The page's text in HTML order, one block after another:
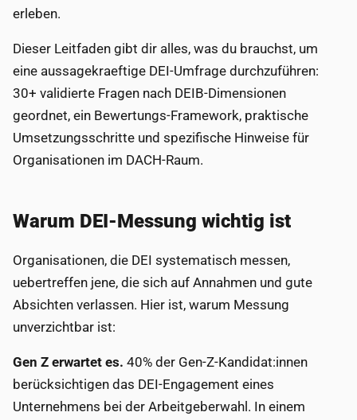
erleben.
Dieser Leitfaden gibt dir alles, was du brauchst, um
eine aussagekraeftige DEI-Umfrage durchzuführen:
30+ validierte Fragen nach DEIB-Dimensionen
geordnet, ein Bewertungs-Framework, praktische
Umsetzungsschritte und spezifische Hinweise für
Organisationen im DACH-Raum.
Warum DEI-Messung wichtig ist
Organisationen, die DEI systematisch messen,
uebertreffen jene, die sich auf Annahmen und gute
Absichten verlassen. Hier ist, warum Messung
unverzichtbar ist:
Gen Z erwartet es. 40% der Gen-Z-Kandidat:innen
berücksichtigen das DEI-Engagement eines
Unternehmens bei der Arbeitgeberwahl. In einem